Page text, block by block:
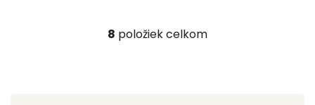
O
8 položiek celkom